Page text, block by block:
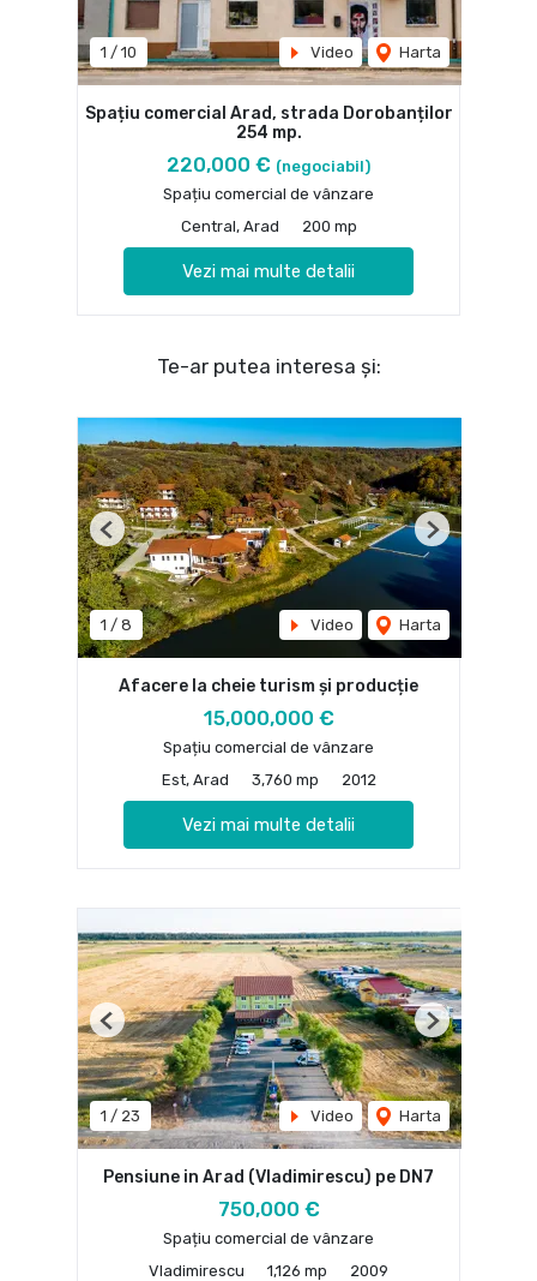
1 / 10 Video Harta
Spațiu comercial Arad, strada Dorobanților
254 mp.
220,000 € (negociabil)
Spațiu comercial de vânzare
Central, Arad
200 mp
Vezi mai multe detalii
Te-ar putea interesa și:
1 / 8 Video Harta
Previous Next
Afacere la cheie turism și producție
15,000,000 €
Spațiu comercial de vânzare
Est, Arad
3,760 mp 2012
Vezi mai multe detalii
1 / 23 Video Harta
Previous Next
Pensiune in Arad (Vladimirescu) pe DN7
750,000 €
Spațiu comercial de vânzare
Vladimirescu
1,126 mp 2009